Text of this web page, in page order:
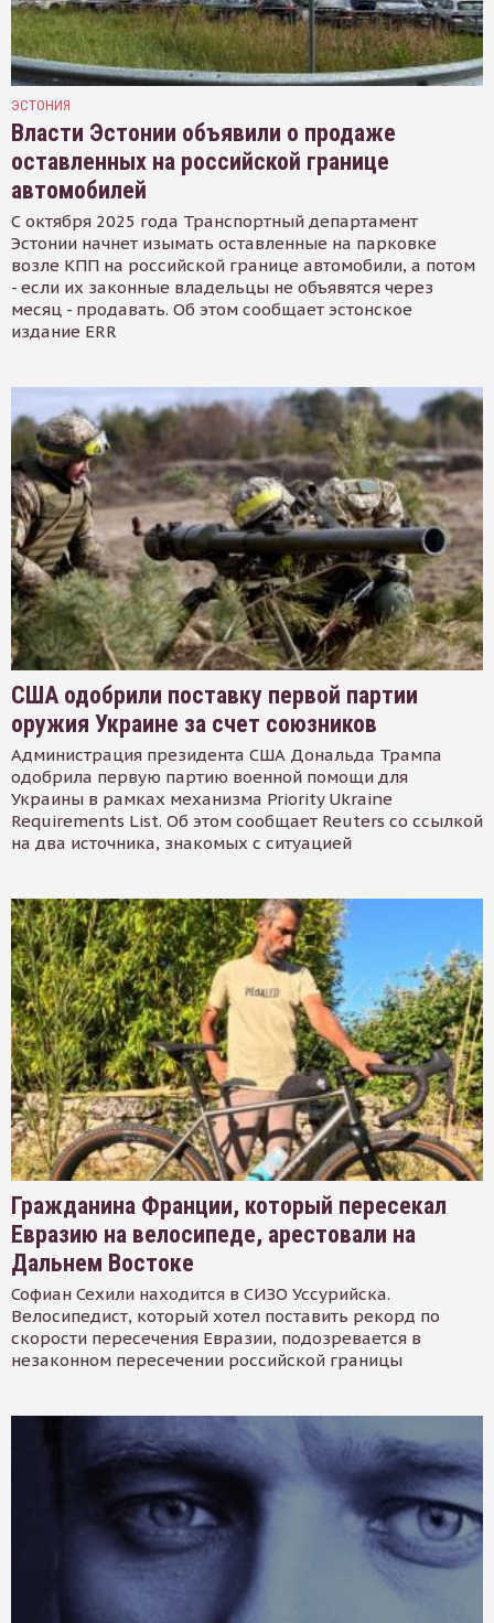
ЭСТОНИЯ
Власти Эстонии объявили о продаже
оставленных на российской границе
автомобилей
С октября 2025 года Транспортный департамент
Эстонии начнет изымать оставленные на парковке
возле КПП на российской границе автомобили, а потом
- если их законные владельцы не объявятся через
месяц - продавать. Об этом сообщает эстонское
издание ERR
США одобрили поставку первой партии
оружия Украине за счет союзников
Администрация президента США Дональда Трампа
одобрила первую партию военной помощи для
Украины в рамках механизма Priority Ukraine
Requirements List. Об этом сообщает Reuters со ссылкой
на два источника, знакомых с ситуацией
Гражданина Франции, который пересекал
Евразию на велосипеде, арестовали на
Дальнем Востоке
Софиан Сехили находится в СИЗО Уссурийска.
Велосипедист, который хотел поставить рекорд по
скорости пересечения Евразии, подозревается в
незаконном пересечении российской границы